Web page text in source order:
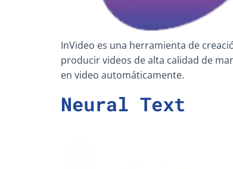
InVideo es una herramienta de
producir videos de alta calidad de
en video automáticamente.
Neural Text